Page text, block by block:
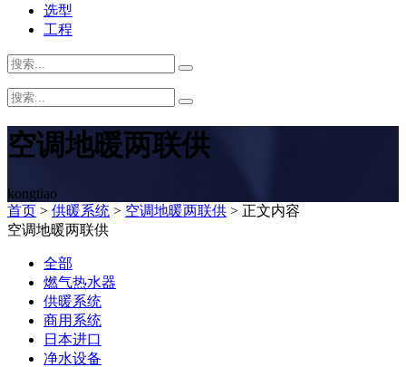
选型
工程
空调地暖两联供
kongtiao
首页 > 供暖系统 > 空调地暖两联供 > 正文内容
空调地暖两联供
全部
燃气热水器
供暖系统
商用系统
日本进口
净水设备